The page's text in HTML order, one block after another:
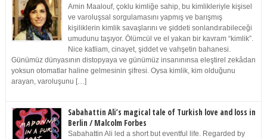
Amin Maalouf, çoklu kimliğe sahip, bu kimlikleriyle kişisel
ve varoluşsal sorgulamasını yapmış ve barışmış
kişiliklerin kimlik savaşlarını ve şiddeti sonlandırabileceği
umudunu taşıyor. Ölümcül ve el yakan bir kavram “kimlik”.
Nice katliam, cinayet, şiddet ve vahşetin bahanesi.
Günümüz dünyasının distopyaya ve günümüz insanınınsa eleştirel zekâdan
yoksun otomatlar haline gelmesinin şifresi. Oysa kimlik, kim olduğunu
arayan, varoluşunu […]
Sabahattin Ali’s magical tale of Turkish love and loss in
Berlin / Malcolm Forbes
Sabahattin Ali led a short but eventful life. Regarded by